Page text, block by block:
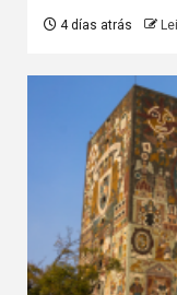
4 días atrás